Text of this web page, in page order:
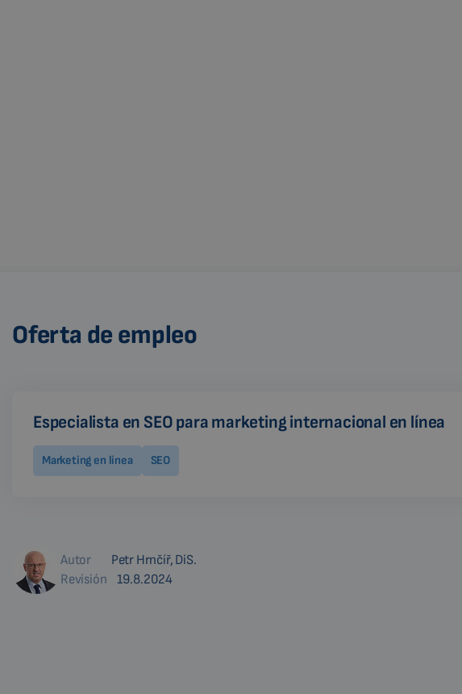
Oferta de empleo
Especialista en SEO para marketing internacional en línea
Marketing en línea SEO
Autor
Petr Hrnčíř, DiS.
Revisión
19.8.2024